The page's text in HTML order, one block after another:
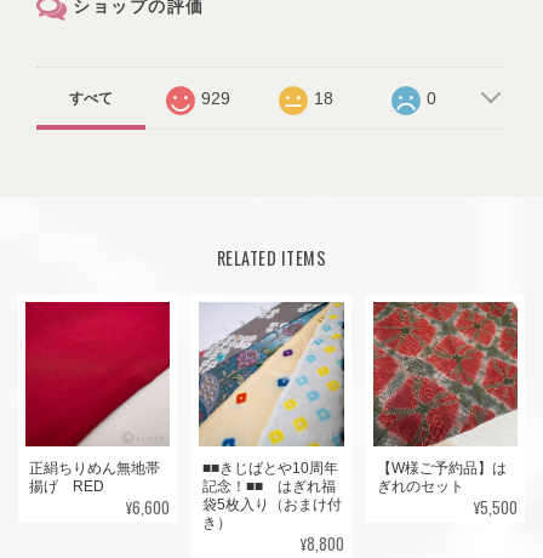
ショップの評価
すべて 929 18 0
RELATED ITEMS
正絹ちりめん無地帯
揚げ RED
¥6,600
■■きじばとや10周年
記念！■■ はぎれ福
袋5枚入り（おまけ付
き）
¥8,800
【W様ご予約品】は
ぎれのセット
¥5,500